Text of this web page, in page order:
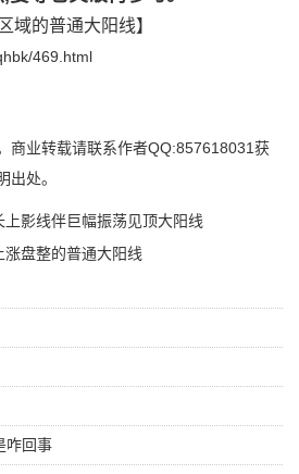
域的普通大阳线】
469.html
商业转载请联系作者QQ:857618031获
出处。
上影线伴巨幅振荡见顶大阳线
盘整的普通大阳线
咋回事